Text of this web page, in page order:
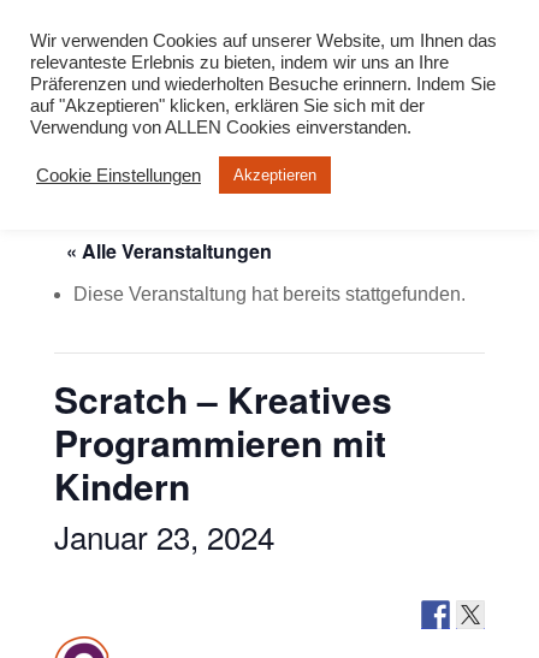
« Alle Veranstaltungen
Diese Veranstaltung hat bereits stattgefunden.
Scratch – Kreatives
Programmieren mit
Kindern
Januar 23, 2024
Wir verwenden Cookies auf unserer Website, um Ihnen das
relevanteste Erlebnis zu bieten, indem wir uns an Ihre
Präferenzen und wiederholten Besuche erinnern. Indem Sie
auf "Akzeptieren" klicken, erklären Sie sich mit der
Verwendung von ALLEN Cookies einverstanden.
Cookie Einstellungen Akzeptieren